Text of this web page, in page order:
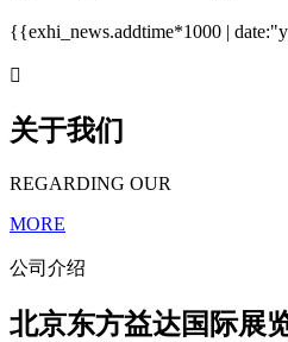
{{exhi_news.addtime*1000 |

关于我们
REGARDING OUR
MORE
公司介绍
北京东方益达国际展